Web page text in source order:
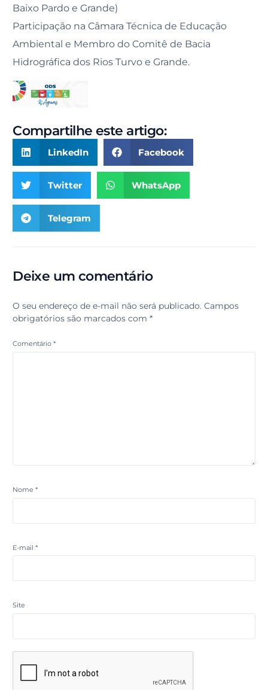
Baixo Pardo e Grande)
Participação na Câmara Técnica de Educação
Ambiental e Membro do Comitê de Bacia
Hidrográfica dos Rios Turvo e Grande.
Compartilhe este artigo:
LinkedIn Facebook
Twitter WhatsApp
Telegram
Deixe um comentário
O seu endereço de e-mail não será publicado. Campos
obrigatórios são marcados com*
Comentário*
Nome*
E-mail*
Site